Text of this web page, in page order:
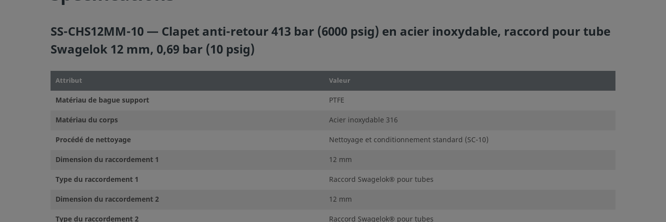
Swagelok Company. Tous droits réservés.
SS-CHS12MM-10 — Clapet anti-retour 413 bar (6000 psig) en acier inoxydable, raccord pour tube
Swagelok 12 mm, 0,69 bar (10 psig)
Attribut Valeur
Matériau de bague support
PTFE
Matériau du corps
Acier inoxydable 316
Procédé de nettoyage
Nettoyage et conditionnement standard (SC-10)
Dimension du raccordement 1
12 mm
Type du raccordement 1
Raccord Swagelok® pour tubes
Dimension du raccordement 2
12 mm
Type du raccordement 2
Raccord Swagelok® pour tubes